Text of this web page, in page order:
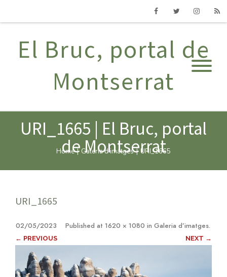
El Bruc, portal de
Montserrat
URI_1665 | El Bruc, portal
de Montserrat
Home | Galeria d'imatges | URI_1665
URI_1665
Published
02/05/2023 at 1620 × 1080 in Galeria d’imatges.
← PREVIOUS NEXT →